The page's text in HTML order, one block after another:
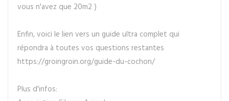
vous n'avez que 20m2 )
Enfin, voici le lien vers un guide ultra complet qui
répondra à toutes vos questions restantes
https://groingroin.org/guide-du-cochon/
Plus d'infos: